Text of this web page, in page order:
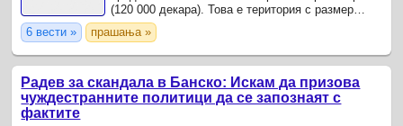
(120 000 декара). Това е територия с размер
около половината от територията на Природен
парк „Витоша".
6 вести » прашања »
Радев за скандала в Банско: Искам да призова
чуждестранните политици да се запознаят с
фактите